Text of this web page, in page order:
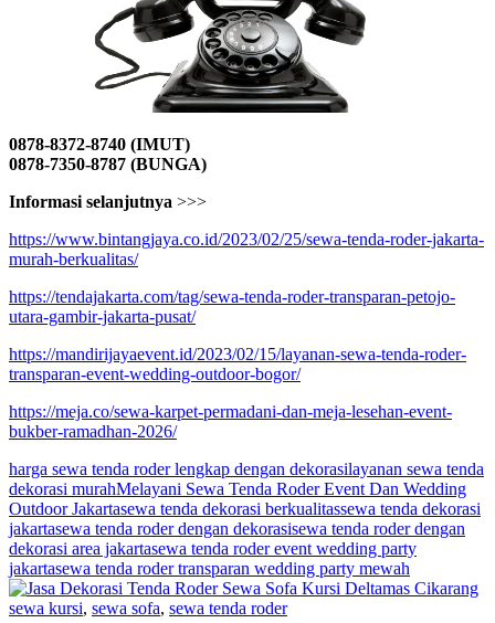
0878-8372-8740 (IMUT)
0878-7350-8787 (BUNGA)
Informasi selanjutnya >>>
https://www.bintangjaya.co.id/2023/02/25/sewa-tenda-roder-jakarta-
murah-berkualitas/
https://tendajakarta.com/tag/sewa-tenda-roder-transparan-petojo-
utara-gambir-jakarta-pusat/
https://mandirijayaevent.id/2023/02/15/layanan-sewa-tenda-roder-
transparan-event-wedding-outdoor-bogor/
https://meja.co/sewa-karpet-permadani-dan-meja-lesehan-event-
bukber-ramadhan-2026/
harga sewa tenda roder lengkap dengan dekorasilayanan sewa tenda
dekorasi murahMelayani Sewa Tenda Roder Event Dan Wedding
Outdoor Jakartasewa tenda dekorasi berkualitassewa tenda dekorasi
jakartasewa tenda roder dengan dekorasisewa tenda roder dengan
dekorasi area jakartasewa tenda roder event wedding party
jakartasewa tenda roder transparan wedding party mewah
sewa kursi, sewa sofa, sewa tenda roder